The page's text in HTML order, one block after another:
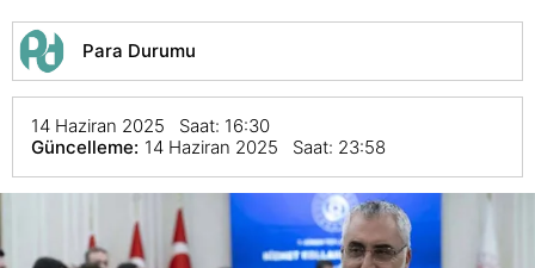
Para Durumu
14 Haziran 2025 Saat: 16:30
Güncelleme: 14 Haziran 2025 Saat: 23:58